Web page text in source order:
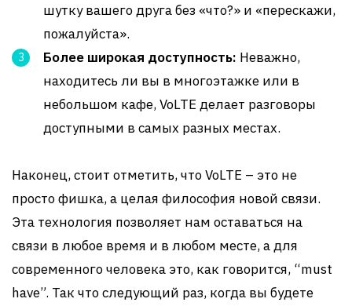
шутку вашего друга без «что?» и «перескажи,
пожалуйста».
Более широкая доступность: Неважно,
находитесь ли вы в многоэтажке или в
небольшом кафе, VoLTE делает разговоры
доступными в самых разных местах.
Наконец, стоит отметить, что VoLTE – это не
просто фишка, а целая философия новой связи.
Эта технология позволяет нам оставаться на
связи в любое время и в любом месте, а для
современного человека это, как говорится, “must
have”. Так что следующий раз, когда вы будете